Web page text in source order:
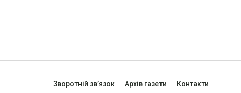
Зворотній зв’язок Архів газети Контакти